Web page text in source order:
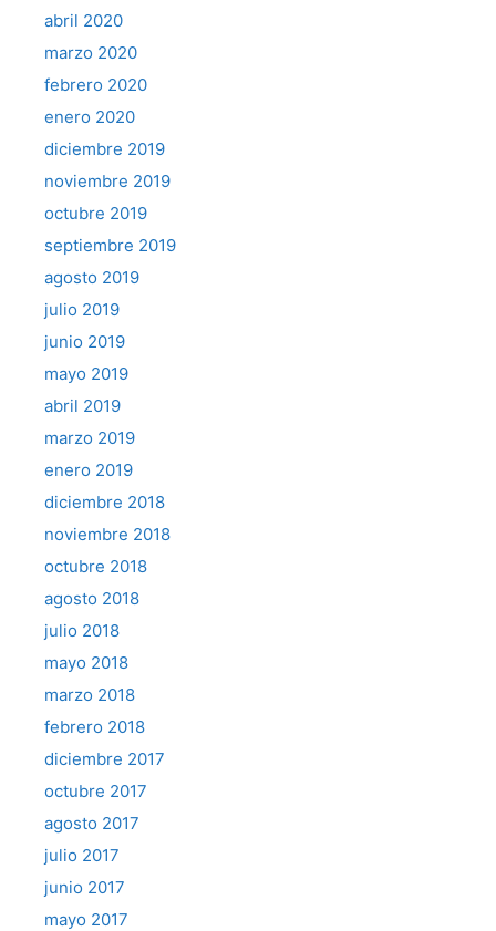
abril 2020
marzo 2020
febrero 2020
enero 2020
diciembre 2019
noviembre 2019
octubre 2019
septiembre 2019
agosto 2019
julio 2019
junio 2019
mayo 2019
abril 2019
marzo 2019
enero 2019
diciembre 2018
noviembre 2018
octubre 2018
agosto 2018
julio 2018
mayo 2018
marzo 2018
febrero 2018
diciembre 2017
octubre 2017
agosto 2017
julio 2017
junio 2017
mayo 2017